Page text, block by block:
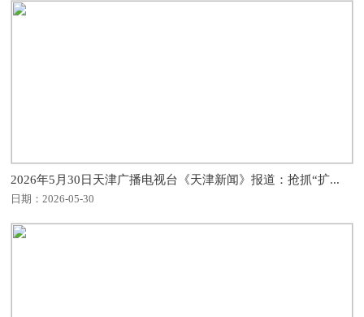
2026年5月30日天津广播电视台《天津新闻》报道：抢抓“扩...
日期：2026-05-30